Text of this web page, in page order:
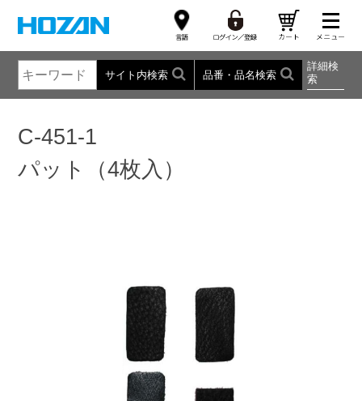
サイト内検索 品番・品名検索
詳細検
索
C-451-1
パット（4枚入）